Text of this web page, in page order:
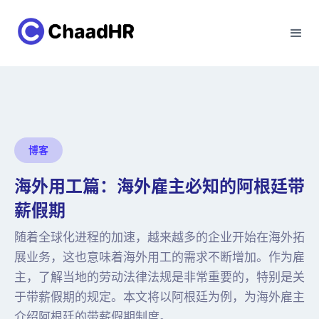
博客
海外用工篇：海外雇主必知的阿根廷带
薪假期
随着全球化进程的加速，越来越多的企业开始在海外拓
展业务，这也意味着海外用工的需求不断增加。作为雇
主，了解当地的劳动法律法规是非常重要的，特别是关
于带薪假期的规定。本文将以阿根廷为例，为海外雇主